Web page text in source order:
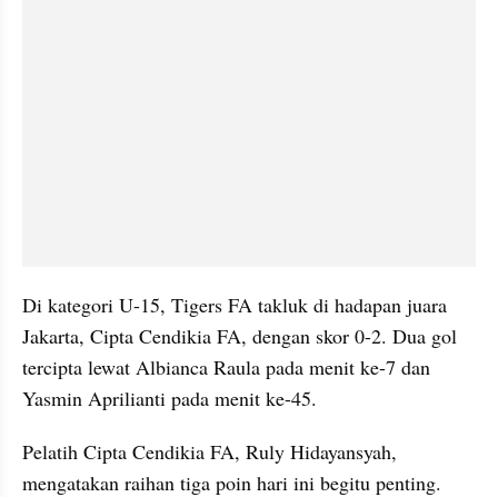
Di kategori U-15, Tigers FA takluk di hadapan juara
Jakarta, Cipta Cendikia FA, dengan skor 0-2. Dua gol
tercipta lewat Albianca Raula pada menit ke-7 dan
Yasmin Aprilianti pada menit ke-45.
Pelatih Cipta Cendikia FA, Ruly Hidayansyah,
mengatakan raihan tiga poin hari ini begitu penting.